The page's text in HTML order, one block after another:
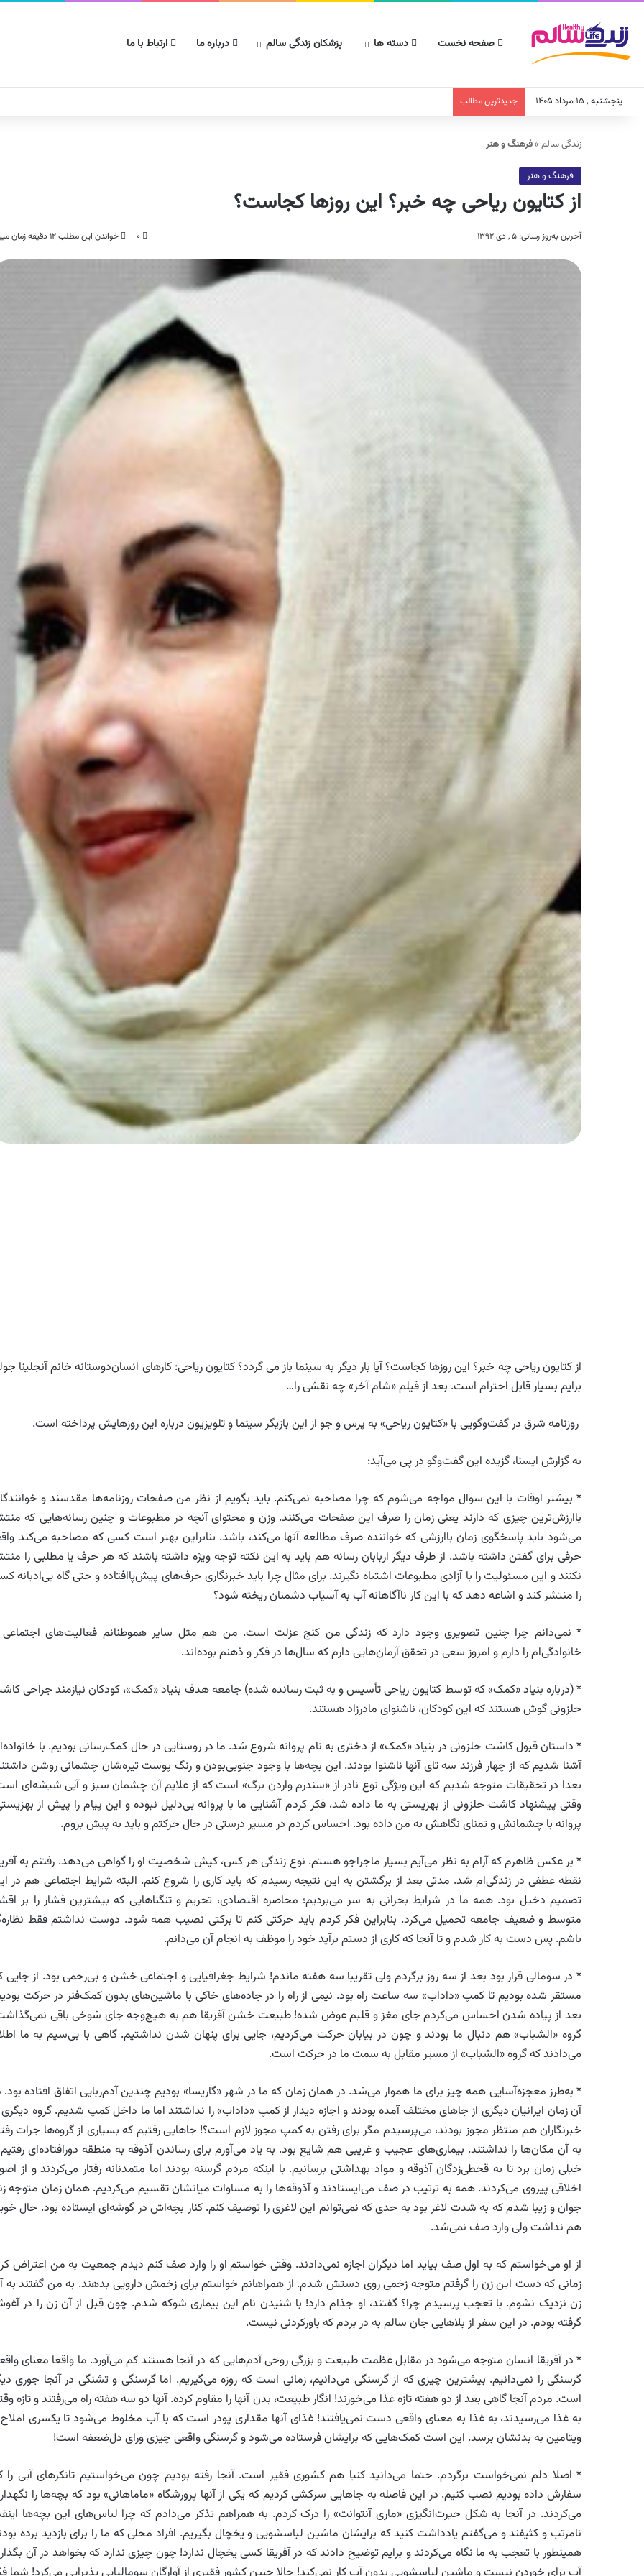
صفحه نخست دسته ها پزشکان زندگی سالم درباره ما ارتباط با ما
پنجشنبه , ۱۵ مرداد ۱۴۰۵ جدیدترین مطالب
زندگی سالم »فرهنگ و هنر
فرهنگ و هنر
از کتایون ریاحی چه خبر؟ این روزها کجاست؟
آخرین به‌روز رسانی: ۵ , دی ۱۳۹۲ ۰ خواندن این مطلب ۱۲ دقیقه زمان میبرد
از کتایون ریاحی چه خبر؟ این روزها کجاست؟ آیا بار دیگر به سینما باز می گردد؟ کتایون ریاحی: کارهای انسان‌دوستانه خانم آنجلینا
برایم بسیار قابل احترام است. بعد از فیلم «شام آخر» چه نقشی را…
روزنامه شرق در گفت‌وگویی با «کتایون ریاحی» به پرس و جو از این بازیگر سینما و تلویزیون درباره این روزهایش پرداخته است.
به گزارش ایسنا، گزیده این گفت‌وگو در پی می‌آید:
* بیشتر اوقات با این سوال مواجه می‌شوم که چرا مصاحبه نمی‌کنم. باید بگویم از نظر من صفحات روزنامه‌ها مقدسند و
باارزش‌ترین چیزی که دارند یعنی زمان را صرف این صفحات می‌کنند. وزن و محتوای آنچه در مطبوعات و چنین رسانه‌هایی که
می‌شود باید پاسخگوی زمان باارزشی که خواننده صرف مطالعه آنها می‌کند، باشد. بنابراین بهتر است کسی که مصاحبه می‌کند
حرفی برای گفتن داشته باشد. از طرف دیگر اربابان رسانه هم باید به این نکته توجه ویژه داشته باشند که هر حرف یا مطلبی را
نکنند و این مسئولیت را با آزادی مطبوعات اشتباه نگیرند. برای مثال چرا باید خبرنگاری حرف‌های پیش‌پاافتاده و حتی گاه بی‌ادبانه
را منتشر کند و اشاعه دهد که با این کار ناآگاهانه آب به آسیاب دشمنان ریخته شود؟
* نمی‌دانم چرا چنین تصویری وجود دارد که زندگی من کنج عزلت است. من هم مثل سایر هموطنانم فعالیت‌های
خانوادگی‌ام را دارم و امروز سعی در تحقق آرمان‌هایی دارم که سال‌ها در فکر و ذهنم بوده‌اند.
* (درباره بنیاد «کمک» که توسط کتایون ریاحی تأسیس و به ثبت رسانده شده) جامعه هدف بنیاد «کمک»، کودکان نیازمند جراحی
حلزونی گوش هستند که این کودکان، ناشنوای مادرزاد هستند.
* داستان قبول کاشت حلزونی در بنیاد «کمک» از دختری به نام پروانه شروع شد. ما در روستایی در حال کمک‌رسانی بودیم. با
آشنا شدیم که از چهار فرزند سه تای آنها ناشنوا بودند. این بچه‌ها با وجود جنوبی‌بودن و رنگ پوست تیره‌شان چشمانی روشن
بعدا ‌در تحقیقات متوجه شدیم که این ویژگی نوع نادر از «سندرم واردن برگ» است که از علایم آن چشمان سبز و آبی شیشه‌ای
وقتی پیشنهاد کاشت حلزونی از بهزیستی به ما داده شد، ‌فکر کردم آشنایی ما با پروانه بی‌دلیل نبوده و این پیام را پیش از
پروانه با چشمانش و تمنای نگاهش به من داده بود. احساس کردم در مسیر درستی در حال حرکتم و باید به پیش بروم.
* بر عکس ظاهرم که آرام به نظر می‌آیم بسیار ماجراجو هستم. نوع زندگی هر کس، کیش شخصیت او را گواهی می‌دهد. رفتنم به
نقطه عطفی در زندگی‌ام شد. مدتی بعد از برگشتن به این نتیجه رسیدم که باید کاری را شروع کنم. البته شرایط اجتماعی هم در
تصمیم دخیل بود. همه ما در شرایط بحرانی به سر می‌بردیم؛ محاصره اقتصادی، ‌تحریم و تنگناهایی که بیشترین فشار را بر
متوسط و ضعیف جامعه تحمیل می‌کرد. بنابراین فکر کردم باید حرکتی کنم تا برکتی نصیب همه شود. دوست نداشتم فقط
باشم. پس دست به کار شدم و تا آنجا که کاری از دستم برآید خود را موظف به انجام آن می‌دانم.
* در سومالی قرار بود بعد از سه روز برگردم ولی تقریبا سه هفته ماندم! شرایط جغرافیایی و اجتماعی خشن و بی‌رحمی بود. از جایی
مستقر شده بودیم تا کمپ «داداب» سه ساعت راه بود. نیمی از راه را در جاده‌های خاکی با ماشین‌های بدون کمک‌فنر در حرکت
بعد از پیاده شدن احساس می‌کردم جای مغز و قلبم عوض شده! طبیعت خشن آفریقا هم به هیچ‌وجه جای شوخی باقی
گروه «الشباب» هم دنبال ما بودند و چون در بیابان حرکت می‌کردیم، جایی برای پنهان شدن نداشتیم. گاهی با بی‌سیم به ما
می‌دادند که گروه «الشباب» از مسیر مقابل به سمت ما در حرکت است.
* به‌طرز معجزه‌آسایی همه چیز برای ما هموار می‌شد. در همان زمان که ما در شهر «گاریسا» بودیم چندین آدم‌ربایی اتفاق افتاده بود.
آن زمان ایرانیان دیگری از جاهای مختلف آمده بودند و اجازه دیدار از کمپ «داداب» را نداشتند اما ما داخل کمپ شدیم. گروه دیگری
خبرنگاران هم منتظر مجوز بودند، می‌پرسیدم مگر برای رفتن به کمپ مجوز لازم است؟! جاهایی ‌رفتیم که بسیاری از گرو‌ه‌ها جرات
به آن مکان‌ها را نداشتند. بیماری‌های عجیب‌ و غریبی هم شایع بود. به یاد می‌آورم برای رساندن آذوقه به منطقه دورافتاده‌ای
خیلی زمان برد تا به قحطی‌زدگان آذوقه و مواد بهداشتی برسانیم. با اینکه مردم گرسنه بودند اما متمدنانه رفتار می‌کردند و از
اخلاقی پیروی می‌کردند. همه به ترتیب در صف می‌ایستادند و آذوقه‌ها را به مساوات میانشان تقسیم می‌کردیم. همان زمان متوجه
جوان و زیبا شدم که به شدت لاغر بود به حدی که نمی‌توانم این لاغری را توصیف کنم. کنار بچه‌اش در گوشه‌ای ایستاده بود. حال
هم نداشت ولی وارد صف نمی‌شد.
از او می‌خواستم که به اول صف بیاید اما دیگران اجازه نمی‌دادند. وقتی خواستم او را وارد صف کنم دیدم جمعیت به من اعتراض
زمانی که دست این زن را گرفتم متوجه زخمی روی دستش شدم. از همراهانم خواستم برای زخمش دارویی بدهند. به من گفتند به
زن نزدیک نشوم. با تعجب پرسیدم چرا؟ گفتند، او جذام دارد! با شنیدن نام این بیماری شوکه شدم. چون قبل از آن زن را در
گرفته بودم. در این سفر از بلاهایی جان سالم به در بردم که باورکردنی نیست.
* در آفریقا انسان متوجه می‌شود در مقابل عظمت طبیعت و بزرگی روحی آدم‌هایی که در آنجا هستند کم می‌آورد. ما واقعا معنای
گرسنگی را نمی‌دانیم. بیشترین چیزی که از گرسنگی می‌دانیم، زمانی است که روزه می‌گیریم. اما گرسنگی و تشنگی در آنجا جوری
است. مردم آنجا گاهی بعد از دو هفته تازه غذا می‌خورند! انگار طبیعت، بدن آنها را مقاوم کرده. آنها دو سه هفته راه می‌رفتند و تازه
به غذا می‌رسیدند، به غذا به معنای واقعی دست نمی‌یافتند! غذای آنها مقداری پودر است که با آب مخلوط می‌شود تا یکسری
ویتامین به بدنشان برسد. این است کمک‌هایی که برایشان فرستاده می‌شود و گرسنگی واقعی چیزی ورای دل‌ضعفه است!
* اصلا دلم نمی‌خواست برگردم. حتما می‌دانید کنیا هم کشوری فقیر است. آنجا رفته بودیم چون می‌خواستیم تانکرهای آبی را
سفارش داده بودیم نصب کنیم. در این فاصله به جاهایی سرکشی کردیم که یکی از آنها پرورشگاه «ماماهانی» بود که بچه‌ها را
می‌کردند. در آنجا به شکل حیرت‌انگیزی «ماری آنتوانت» را درک کردم. به همراهم تذکر می‌دادم که چرا لباس‌های این بچه‌ها
نامرتب و کثیفند و می‌گفتم یادداشت کنید که برایشان ماشین لباسشویی و یخچال بگیریم. افراد محلی که ما را برای بازدید برده
همینطور با تعجب به ما نگاه می‌کردند و برایم توضیح دادند که در آفریقا کسی یخچال ندارد! چون چیزی ندارد که بخواهد در آن